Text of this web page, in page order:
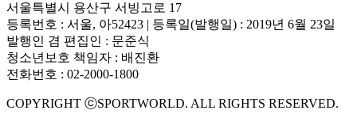
서울특별시 용산구 서빙고로 17
등록번호 : 서울, 아52423 | 등록일(발행일) : 2019년 6월 23일
발행인 겸 편집인 : 문준식
청소년보호 책임자 : 배진환
전화번호 : 02-2000-1800
COPYRIGHT ⓒSPORTWORLD. ALL RIGHTS RESERVED.